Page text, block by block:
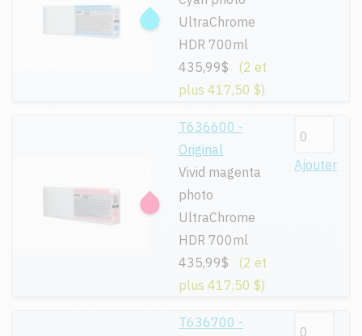
UltraChrome
HDR 700ml
435,99$
(2 et
plus 417,50 $)
T636600 -
Original
Vivid magenta
photo
UltraChrome
HDR 700ml
435,99$
(2 et
plus 417,50 $)
Ajouter
T636700 -